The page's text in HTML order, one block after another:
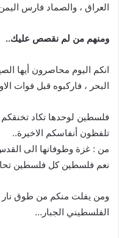
العراق ، والصماد فارس
ومنهم من لم نقصص عليك..
انكم اليوم محاصرون أيها
البحر ، فاركبوه قبل فوات
فلسطين لوحدها تكاد
تلفظون أنفاسكم الاخيرة..
من : غزة وطوفانها الى
نعم فلسطين كل فلسطين
ومن يفلت منكم من طوق نار
الفلسطيني الجبار…